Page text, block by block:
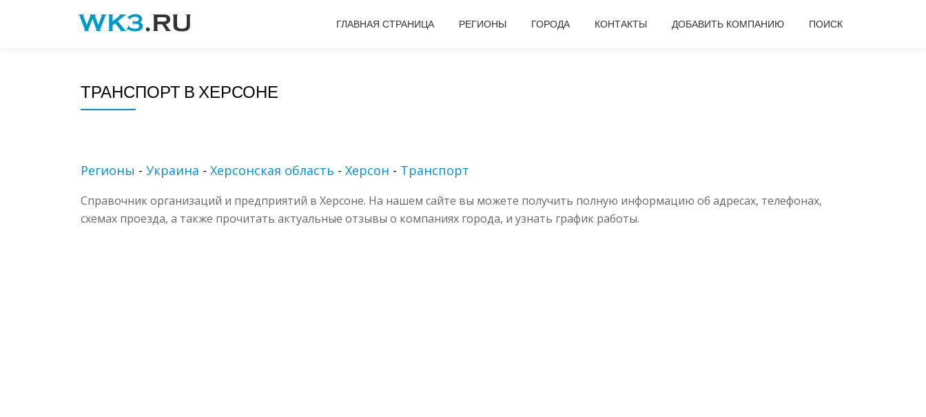
ГЛАВНАЯ СТРАНИЦА РЕГИОНЫ ГОРОДА КОНТАКТЫ ДОБАВИТЬ КОМПАНИЮ ПОИСК
ТРАНСПОРТ В ХЕРСОНЕ
Регионы - Украина - Херсонская область - Херсон - Транспорт
Справочник организаций и предприятий в Херсоне. На нашем сайте вы можете получить полную информацию об адресах, телефонах,
схемах проезда, а также прочитать актуальные отзывы о компаниях города, и узнать график работы.